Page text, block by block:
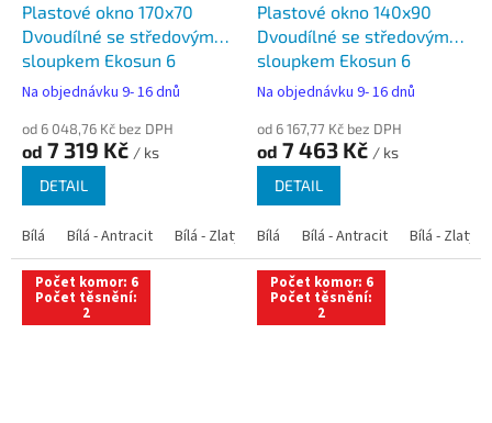
Plastové okno 170x70
Dvoudílné se středovým
sloupkem Ekosun 6
Na objednávku 9- 16 dnů
od 6 048,76 Kč bez DPH
od 7 319 Kč / ks
DETAIL
Bílá Bílá - Antracit Bílá - Zlatý dub Bílá - Tmavý dub Bílá -
Plastové okno 140x90
Dvoudílné se středovým
sloupkem Ekosun 6
Na objednávku 9- 16 dnů
od 6 167,77 Kč bez DPH
od 7 463 Kč / ks
DETAIL
Bílá Bílá - Antracit Bílá - Zlatý
Počet komor: 6
Počet těsnění:
2
Počet komor: 6
Počet těsnění:
2